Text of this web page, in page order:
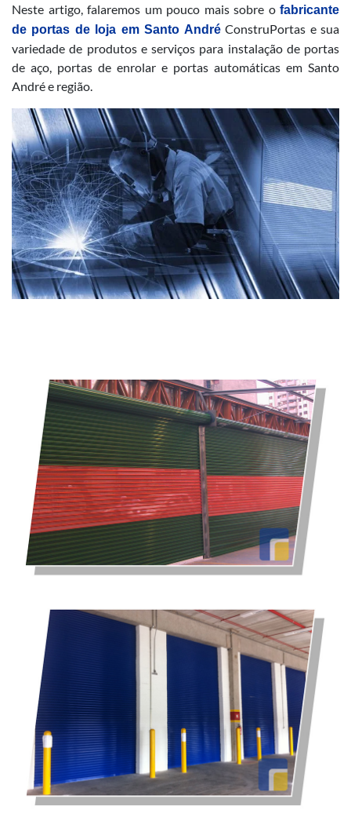
Neste artigo, falaremos um pouco mais sobre o fabricante
de portas de loja em Santo AndréConstruPortas e sua
variedade de produtos e serviços para instalação de portas
de aço, portas de enrolar e portas automáticas em Santo
André e região.